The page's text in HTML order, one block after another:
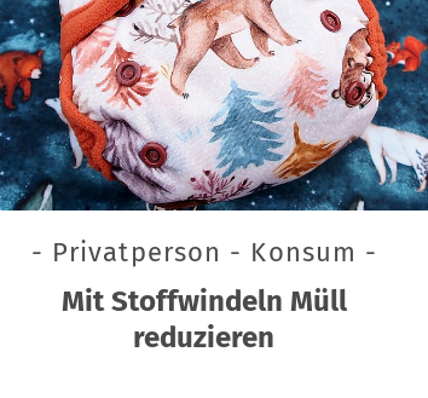
- Privatperson - Konsum -
Mit Stoffwindeln Müll
reduzieren